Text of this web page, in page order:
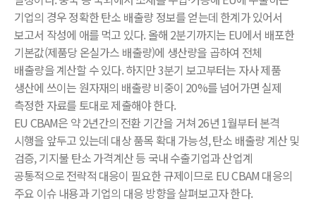
기업의 경우 정확한 탄소 배출량 정보를 얻는데 한계가 있어서
보고서 작성에 애를 먹고 있다. 올해 2분기까지는 EU에서 배포한
기본값(제품당 온실가스 배출량)에 생산량을 곱하여 전체
배출량을 계산할 수 있다. 하지만 3분기 보고부터는 자사 제품
생산에 쓰이는 원자재의 배출량 비중이 20%를 넘어가면 실제
측정한 자료를 토대로 제출해야 한다.
EU CBAM은 약 2년간의 전환 기간을 거쳐 26년 1월부터 본격
시행을 앞두고 있는데 대상 품목 확대 가능성, 탄소 배출량 계산 및
검증, 기지불 탄소 가격계산 등 국내 수출기업과 산업계
공통적으로 전략적 대응이 필요한 규제이므로 EU CBAM 대응의
주요 이슈 내용과 기업의 대응 방향을 살펴보고자 한다.